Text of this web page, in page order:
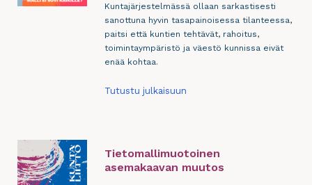
Kuntajärjestelmässä ollaan sarkastisesti
sanottuna hyvin tasapainoisessa tilanteessa,
paitsi että kuntien tehtävät, rahoitus,
toimintaympäristö ja väestö kunnissa eivät
enää kohtaa.
Tutustu julkaisuun
Tietomallimuotoinen
asemakaavan muutos